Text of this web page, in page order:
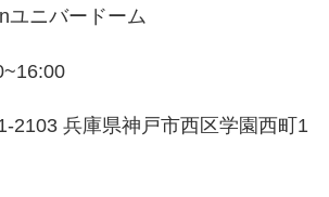
ユニバードーム
2103 兵庫県神戸市西区学園西町1